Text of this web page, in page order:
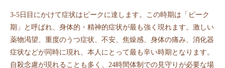
3-5日目にかけて症状はピークに達します。この時期は「ピーク
期」と呼ばれ、身体的・精神的症状が最も強く現れます。激しい
薬物渇望、重度のうつ症状、不安、焦燥感、身体の痛み、消化器
症状などが同時に現れ、本人にとって最も辛い時期となります。
自殺念慮が現れることも多く、24時間体制での見守りが必要な場